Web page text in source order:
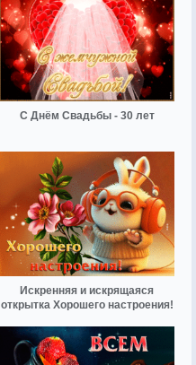
С Днём Свадьбы - 30 лет
Искренняя и искрящаяся
открытка Хорошего настроения!